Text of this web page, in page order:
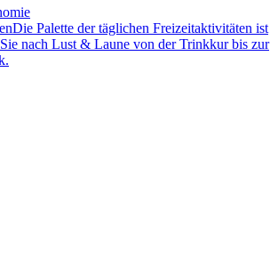
Die Palette der täglichen Freizeitaktivitäten ist
nach Lust & Laune von der Trinkkur bis zur